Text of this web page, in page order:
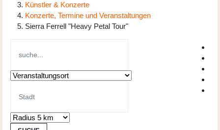
Künstler & Konzerte
Konzerte, Termine und Veranstaltungen
Sierra Ferrell "Heavy Petal Tour"